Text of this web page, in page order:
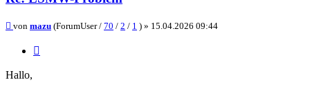
Beitrag
von mazu (ForumUser / 70 / 2 / 1 ) » 15.04.2026 09:44
Hallo,